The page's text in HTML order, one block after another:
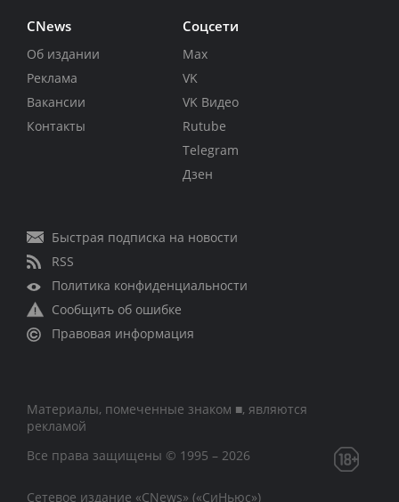
CNews
Об издании
Реклама
Вакансии
Контакты
Соцсети
Max
VK
VK Видео
Rutube
Telegram
Дзен
Быстрая подписка на новости
RSS
Политика конфиденциальности
Сообщить об ошибке
Правовая информация
Материалы, помеченные знаком ■, являются
рекламой
Все права защищены © 1995 – 2026
Сетевое издание «CNews» («СиНьюс»)